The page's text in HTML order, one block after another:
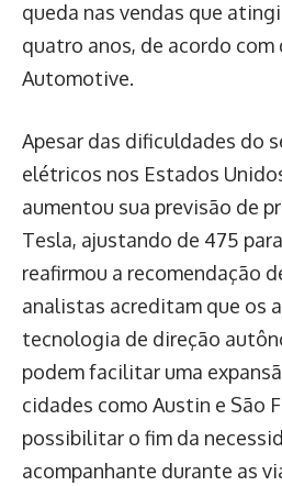
queda nas vendas que
quatro anos, de acordo com
Automotive.
Apesar das dificuldades do
elétricos nos Estados
aumentou sua previsão de
Tesla, ajustando de 475
reafirmou a recomendação
analistas acreditam que os
tecnologia de direção
podem facilitar uma
cidades como Austin e São
possibilitar o fim da
acompanhante durante as